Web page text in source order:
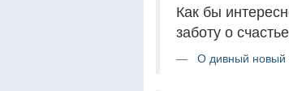
Как бы
заботу о
О дивный новый